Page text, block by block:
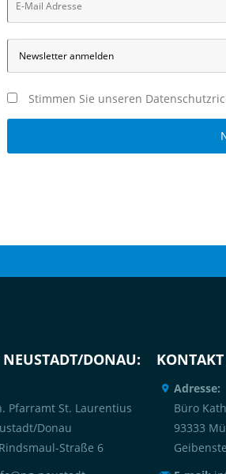
Stimmen Sie unseren
DONAU:
Pfarramt St. Laurentius
Donau
Straße 6
Adresse:
Büro
93333